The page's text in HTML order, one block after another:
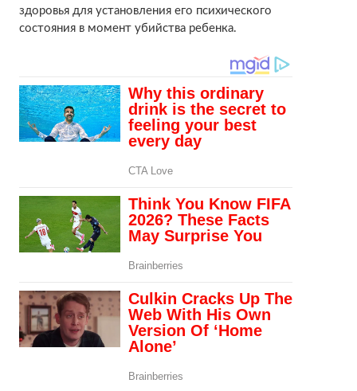
здоровья для установления его психического
состояния в момент убийства ребенка.